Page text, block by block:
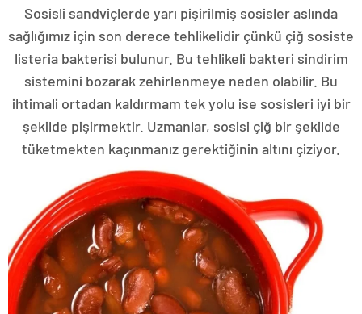
Sosisli sandviçlerde yarı pişirilmiş sosisler aslında
sağlığımız için son derece tehlikelidir çünkü çiğ sosiste
listeria bakterisi bulunur. Bu tehlikeli bakteri sindirim
sistemini bozarak zehirlenmeye neden olabilir. Bu
ihtimali ortadan kaldırmam tek yolu ise sosisleri iyi bir
şekilde pişirmektir. Uzmanlar, sosisi çiğ bir şekilde
tüketmekten kaçınmanız gerektiğinin altını çiziyor.